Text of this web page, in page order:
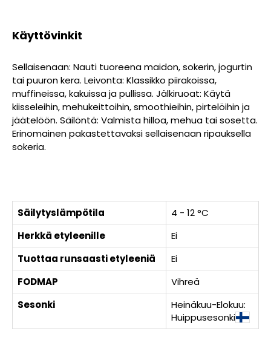
Käyttövinkit
Sellaisenaan: Nauti tuoreena maidon, sokerin, jogurtin
tai puuron kera. Leivonta: Klassikko piirakoissa,
muffineissa, kakuissa ja pullissa. Jälkiruoat: Käytä
kiisseleihin, mehukeittoihin, smoothieihin, pirtelöihin ja
jäätelöön. Säilöntä: Valmista hilloa, mehua tai sosetta.
Erinomainen pakastettavaksi sellaisenaan ripauksella
sokeria.
Säilytyslämpötila
4 - 12 °C
Herkkä etyleenille
Ei
Tuottaa runsaasti etyleeniä
Ei
FODMAP
Vihreä
Sesonki
Heinäkuu-Elokuu:
Huippusesonki